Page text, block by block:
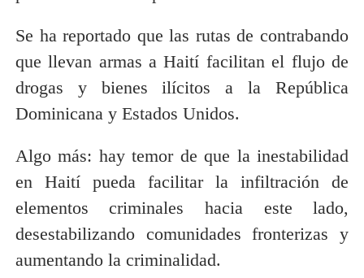
Se ha reportado que las rutas de contrabando
que llevan armas a Haití facilitan el flujo de
drogas y bienes ilícitos a la República
Dominicana y Estados Unidos.
Algo más: hay temor de que la inestabilidad
en Haití pueda facilitar la infiltración de
elementos criminales hacia este lado,
desestabilizando comunidades fronterizas y
aumentando la criminalidad.